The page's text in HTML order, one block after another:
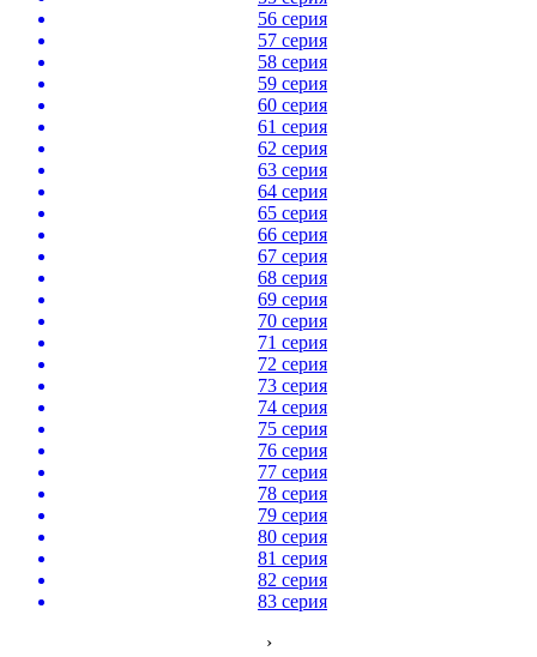
56 серия
57 серия
58 серия
59 серия
60 серия
61 серия
62 серия
63 серия
64 серия
65 серия
66 серия
67 серия
68 серия
69 серия
70 серия
71 серия
72 серия
73 серия
74 серия
75 серия
76 серия
77 серия
78 серия
79 серия
80 серия
81 серия
82 серия
83 серия
›